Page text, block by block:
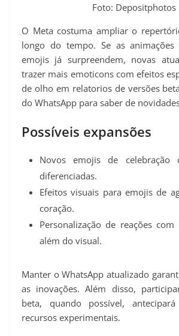
Foto: Depositphotos
O Meta costuma ampliar o
longo do tempo. Se as animações
emojis já surpreendem, novas
trazer mais emoticons com efeitos
de olho em relatorios de versões
do WhatsApp para saber de
Possíveis expansões
Novos emojis de celebração
diferenciadas.
Efeitos visuais para emojis de
coração.
Personalização de reações
além do visual.
Manter o WhatsApp atualizado
as inovações. Além disso,
beta, quando possível,
recursos experimentais.